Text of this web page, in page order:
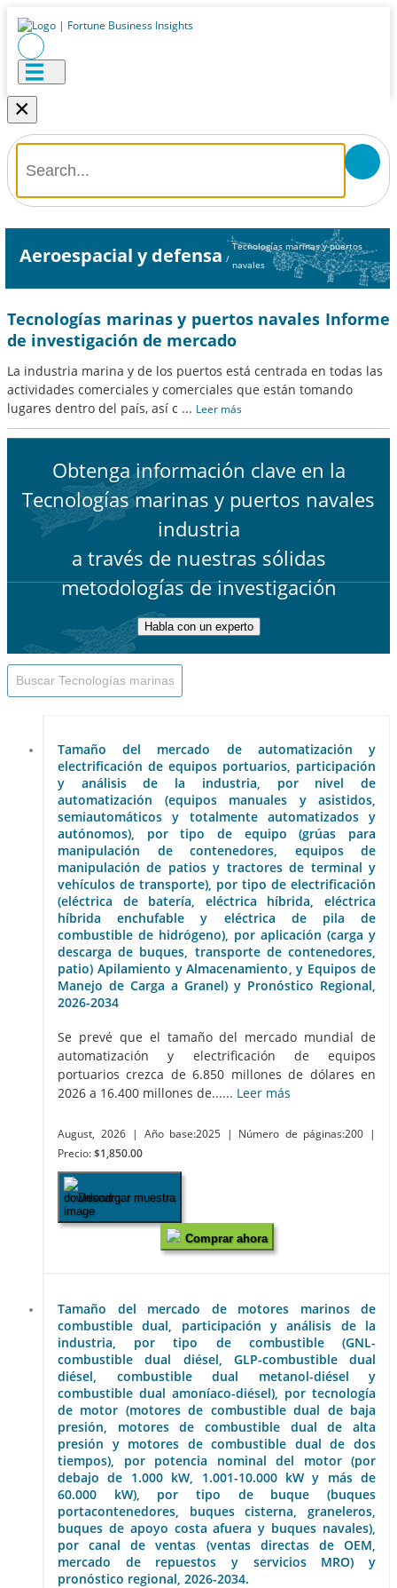
×
Aeroespacial y defensa /
Tecnologías marinas y puertos
navales
Tecnologías marinas y puertos navales Informe
de investigación de mercado
La industria marina y de los puertos está centrada en todas las
actividades comerciales y comerciales que están tomando
lugares dentro del país, así c ... Leer más
Obtenga información clave en la
Tecnologías marinas y puertos navales
industria
a través de nuestras sólidas
metodologías de investigación
Habla con un experto
Tamaño del mercado de automatización y
electrificación de equipos portuarios, participación
y análisis de la industria, por nivel de
automatización (equipos manuales y asistidos,
semiautomáticos y totalmente automatizados y
autónomos), por tipo de equipo (grúas para
manipulación de contenedores, equipos de
manipulación de patios y tractores de terminal y
vehículos de transporte), por tipo de electrificación
(eléctrica de batería, eléctrica híbrida, eléctrica
híbrida enchufable y eléctrica de pila de
combustible de hidrógeno), por aplicación (carga y
descarga de buques, transporte de contenedores,
patio) Apilamiento y Almacenamiento, y Equipos de
Manejo de Carga a Granel) y Pronóstico Regional,
2026-2034
Se prevé que el tamaño del mercado mundial de
automatización y electrificación de equipos
portuarios crezca de 6.850 millones de dólares en
2026 a 16.400 millones de...... Leer más
August, 2026 | Año base:2025 | Número de páginas:200
|
Precio: $1,850.00
Descargar muestra
Comprar ahora
Tamaño del mercado de motores marinos de
combustible dual, participación y análisis de la
industria, por tipo de combustible (GNL-
combustible dual diésel, GLP-combustible dual
diésel, combustible dual metanol-diésel y
combustible dual amoníaco-diésel), por tecnología
de motor (motores de combustible dual de baja
presión, motores de combustible dual de alta
presión y motores de combustible dual de dos
tiempos), por potencia nominal del motor (por
debajo de 1.000 kW, 1.001-10.000 kW y más de
60.000 kW), por tipo de buque (buques
portacontenedores, buques cisterna, graneleros,
buques de apoyo costa afuera y buques navales),
por canal de ventas (ventas directas de OEM,
mercado de repuestos y servicios MRO) y
pronóstico regional, 2026-2034.